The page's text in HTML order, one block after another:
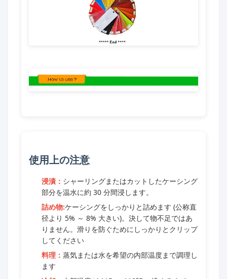
使用上の注意
浸漬： シャーリングまたはカットしたケーシング
部分を温水に約 30 分間浸します。
詰め物:ケーシングをしっかりと詰めます (公称直
径より 5% ～ 8% 大きい)。決して物不足ではあ
りません。滑りを防ぐためにしっかりとクリップ
してください
料理： 蒸気または水を希望の内部温度まで調理し
ます